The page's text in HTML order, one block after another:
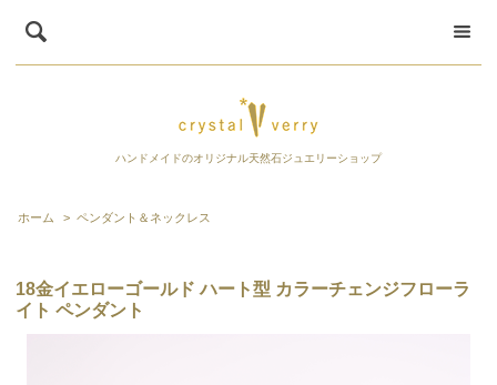
ハンドメイドのオリジナル天然石ジュエリーショップ
ホーム > ペンダント＆ネックレス
18金イエローゴールド ハート型 カラーチェンジフローラ
イト ペンダント